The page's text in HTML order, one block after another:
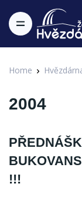
Home
2004
!!!